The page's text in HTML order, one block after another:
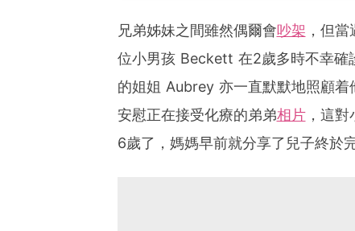
兄弟姊妹之間雖然偶爾會吵架 ，但
位小男孩 Beckett 在2歲多時不幸確
的姐姐 Aubrey 亦一直默默地照顧
安慰正在接受化療的弟弟相片，這對
6歲了，媽媽早前就分享了兒子終於